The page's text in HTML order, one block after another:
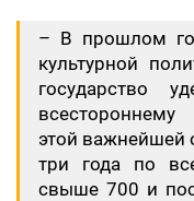
– В прошлом
культурной
государство
этой важнейшей
три года по
свыше 700 и